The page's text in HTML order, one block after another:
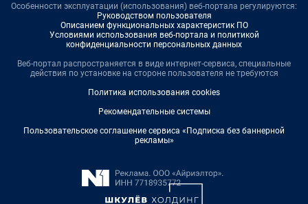
Особенности эксплуатации (использования) веб-портала регулируются:
Руководством пользователя
Описанием функциональных характеристик ПО
Условиями использования веб-портала и политикой
конфиденциальности персональных данных
Веб-портал распространяется в виде интернет-сервиса, специальные
действия по установке на стороне пользователя не требуются
Политика использования cookies
Рекомендательные системы
Пользовательское соглашение сервиса «Подписка без баннерной
рекламы»